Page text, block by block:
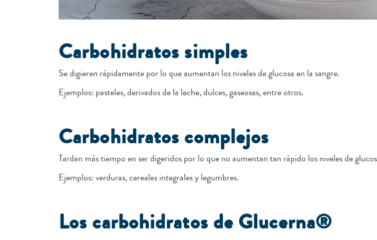
Carbohidratos simples
Se digieren rápidamente por lo que aumentan los niveles de glucosa en la sangre.
Ejemplos: pasteles, derivados de la leche, dulces, gaseosas, entre otros.
Carbohidratos complejos
Tardan más tiempo en ser digeridos por lo que no aumentan tan rápido los niveles de
Ejemplos: verduras, cereales integrales y legumbres.
Los carbohidratos de Glucerna®